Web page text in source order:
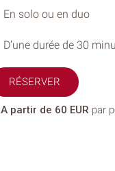
En solo ou en duo
D’une durée de 30
RÉSERVER
A partir de 60 EUR par